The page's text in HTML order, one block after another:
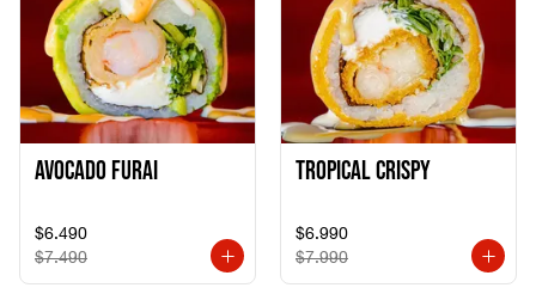
Avocado Furai
$6.490
$7.490
Tropical crispy
$6.990
$7.990